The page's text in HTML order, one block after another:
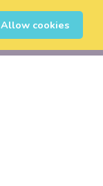
Allow cookies
0